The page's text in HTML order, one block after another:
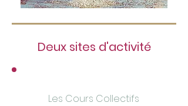
Deux sites d'activité
Les Cours Collectifs